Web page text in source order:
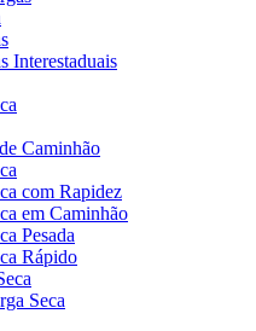
Interestaduais
Caminhão
com Rapidez
em Caminhão
Pesada
Rápido
Seca